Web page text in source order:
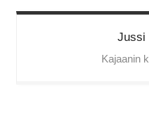
Jussi
Kajaanin